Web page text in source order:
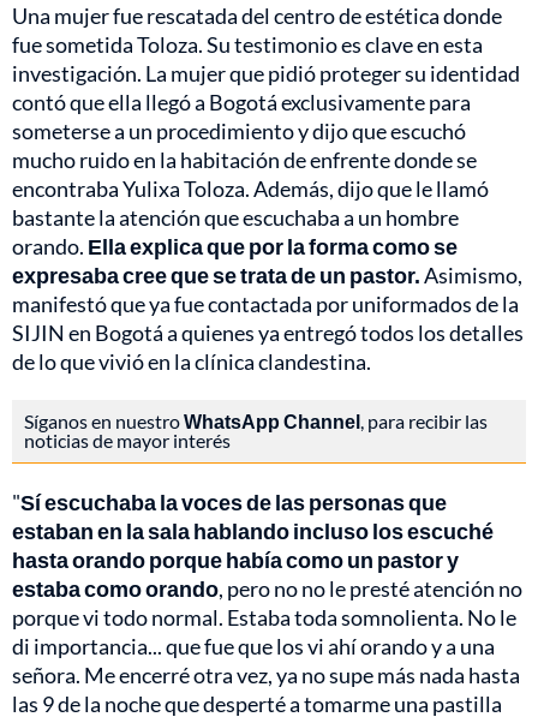
Una mujer fue rescatada del centro de estética donde
fue sometida Toloza. Su testimonio es clave en esta
investigación. La mujer que pidió proteger su identidad
contó que ella llegó a Bogotá exclusivamente para
someterse a un procedimiento y dijo que escuchó
mucho ruido en la habitación de enfrente donde se
encontraba Yulixa Toloza. Además, dijo que le llamó
bastante la atención que escuchaba a un hombre
orando. Ella explica que por la forma como se
expresaba cree que se trata de un pastor.Asimismo,
manifestó que ya fue contactada por uniformados de la
SIJIN en Bogotá a quienes ya entregó todos los detalles
de lo que vivió en la clínica clandestina.
Síganos en nuestroWhatsApp Channel , para recibir las
noticias de mayor interés
"Sí escuchaba la voces de las personas que
estaban en la sala hablando incluso los escuché
hasta orando porque había como un pastor y
estaba como orando, pero no no le presté atención no
porque vi todo normal. Estaba toda somnolienta. No le
di importancia... que fue que los vi ahí orando y a una
señora. Me encerré otra vez, ya no supe más nada hasta
las 9 de la noche que desperté a tomarme una pastilla